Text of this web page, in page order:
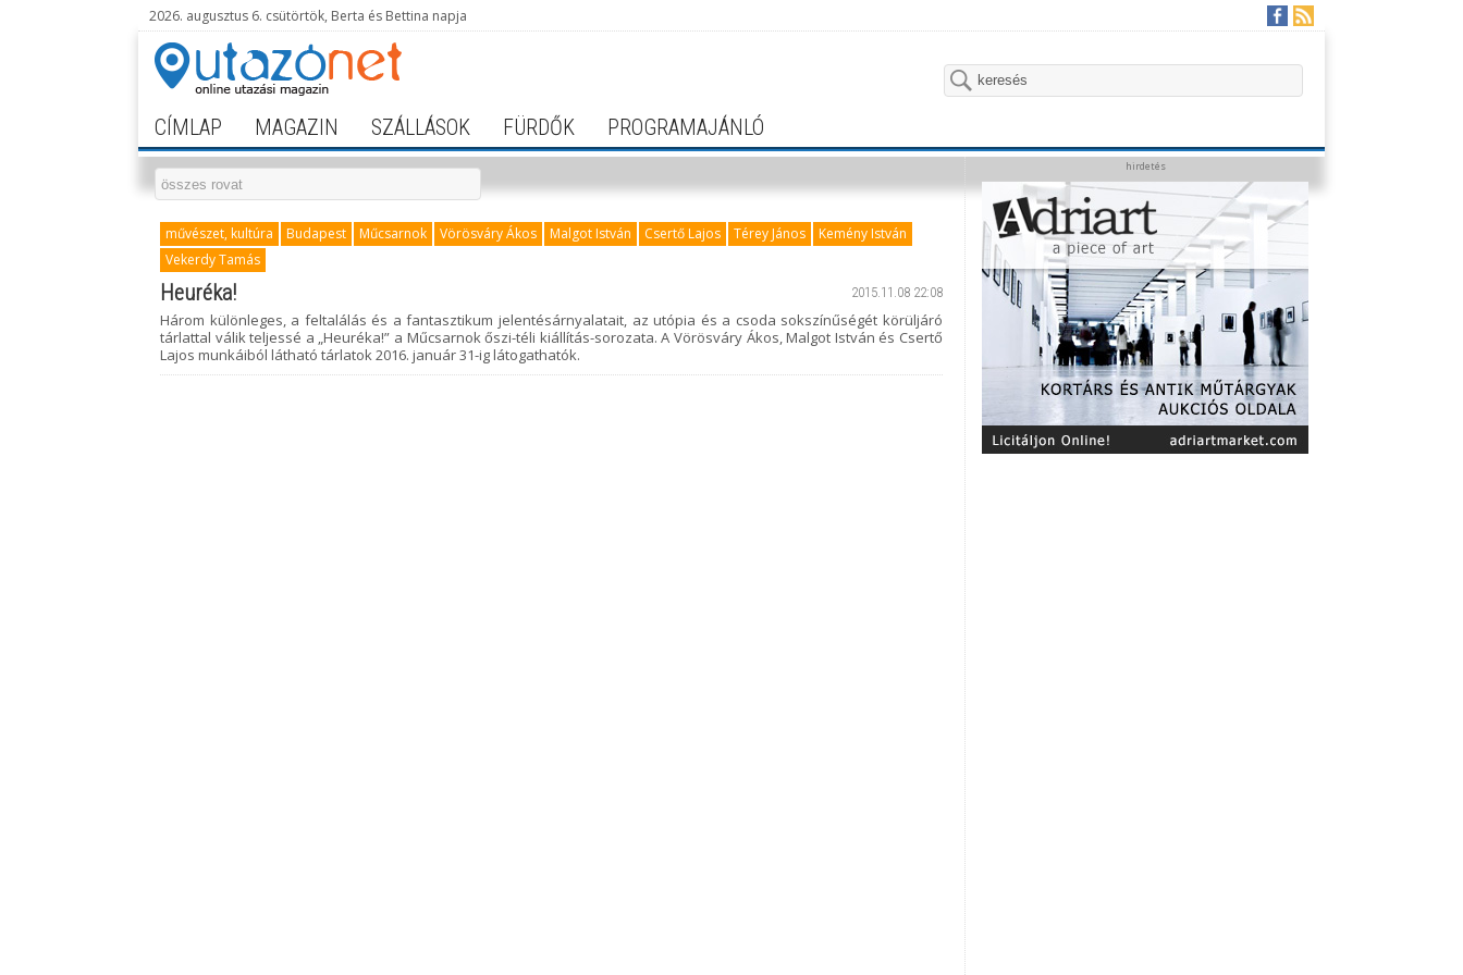
2026. augusztus 6. csütörtök, Berta és Bettina napja
CÍMLAP MAGAZIN SZÁLLÁSOK FÜRDŐK PROGRAMAJÁNLÓ
művészet, kultúra Budapest Műcsarnok Vörösváry Ákos Malgot István Csertő Lajos Térey János
Kemény István
Vekerdy Tamás
2015.11.08 22:08
Heuréka!
Három különleges, a feltalálás és a fantasztikum jelentésárnyalatait, az utópia és a csoda sokszínűségét körüljáró
tárlattal válik teljessé a „Heuréka!” a Műcsarnok őszi-téli kiállítás-sorozata. A Vörösváry Ákos, Malgot István és Csertő
Lajos munkáiból látható tárlatok 2016. január 31-ig látogathatók.
hirdetés